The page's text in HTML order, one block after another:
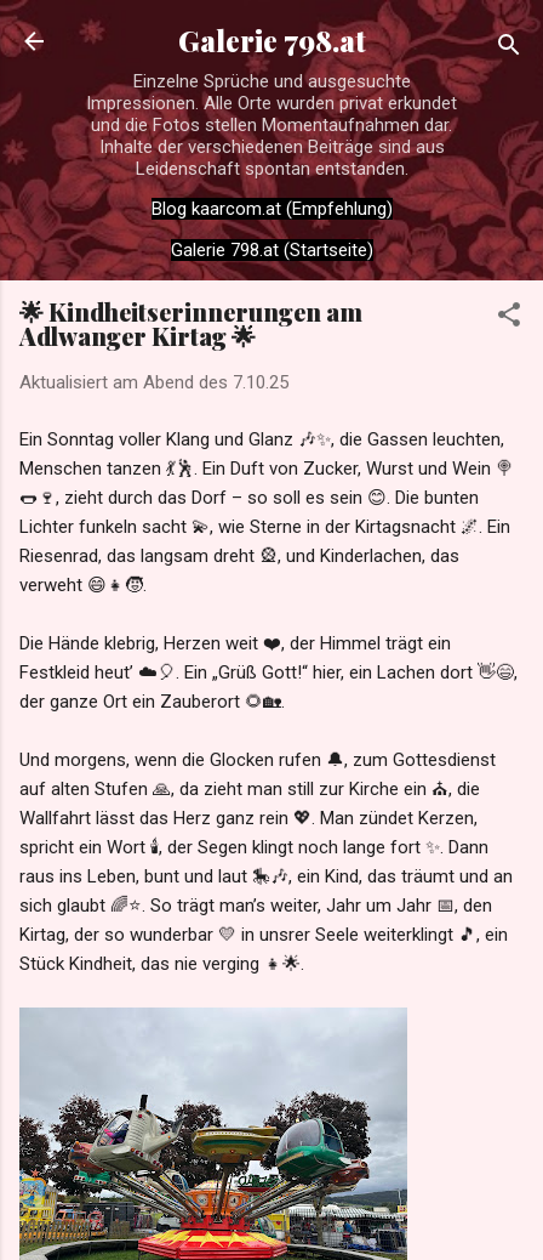
Direkt zum Hauptbereich
Galerie 798.at
Einzelne Sprüche und ausgesuchte
Impressionen. Alle Orte wurden privat erkundet
und die Fotos stellen Momentaufnahmen dar.
Inhalte der verschiedenen Beiträge sind aus
Leidenschaft spontan entstanden.
Blog kaarcom.at (Empfehlung)
Galerie 798.at (Startseite)
🌟 Kindheitserinnerungen am
Adlwanger Kirtag 🌟
Aktualisiert am Abend des 7.10.25
Ein Sonntag voller Klang und Glanz 🎶✨, die Gassen leuchten,
Menschen tanzen 💃🕺. Ein Duft von Zucker, Wurst und Wein 🍭
🌭🍷, zieht durch das Dorf – so soll es sein 😊. Die bunten
Lichter funkeln sacht 💫, wie Sterne in der Kirtagsnacht 🌌. Ein
Riesenrad, das langsam dreht 🎡, und Kinderlachen, das
verweht 😄👧🧒.
Die Hände klebrig, Herzen weit ❤️, der Himmel trägt ein
Festkleid heut’ ☁️🎈. Ein „Grüß Gott!“ hier, ein Lachen dort 👋😄,
der ganze Ort ein Zauberort 🌻🏡.
Und morgens, wenn die Glocken rufen 🔔, zum Gottesdienst
auf alten Stufen 🙏, da zieht man still zur Kirche ein ⛪, die
Wallfahrt lässt das Herz ganz rein 💖. Man zündet Kerzen,
spricht ein Wort 🕯️, der Segen klingt noch lange fort ✨. Dann
raus ins Leben, bunt und laut 🎠🎶, ein Kind, das träumt und an
sich glaubt 🌈⭐. So trägt man’s weiter, Jahr um Jahr 📅, den
Kirtag, der so wunderbar 💛 in unsrer Seele weiterklingt 🎵, ein
Stück Kindheit, das nie verging 👧🌟.